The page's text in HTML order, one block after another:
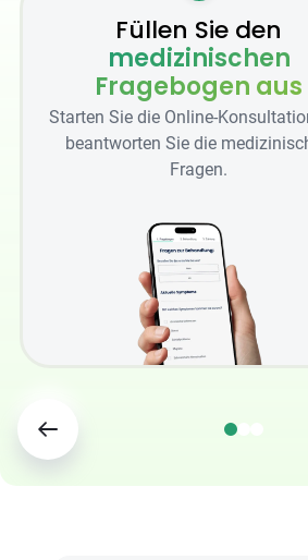
Füllen Sie den
medizinischen
Fragebogen aus
Starten Sie die Online-
beantworten Sie die
Fragen.